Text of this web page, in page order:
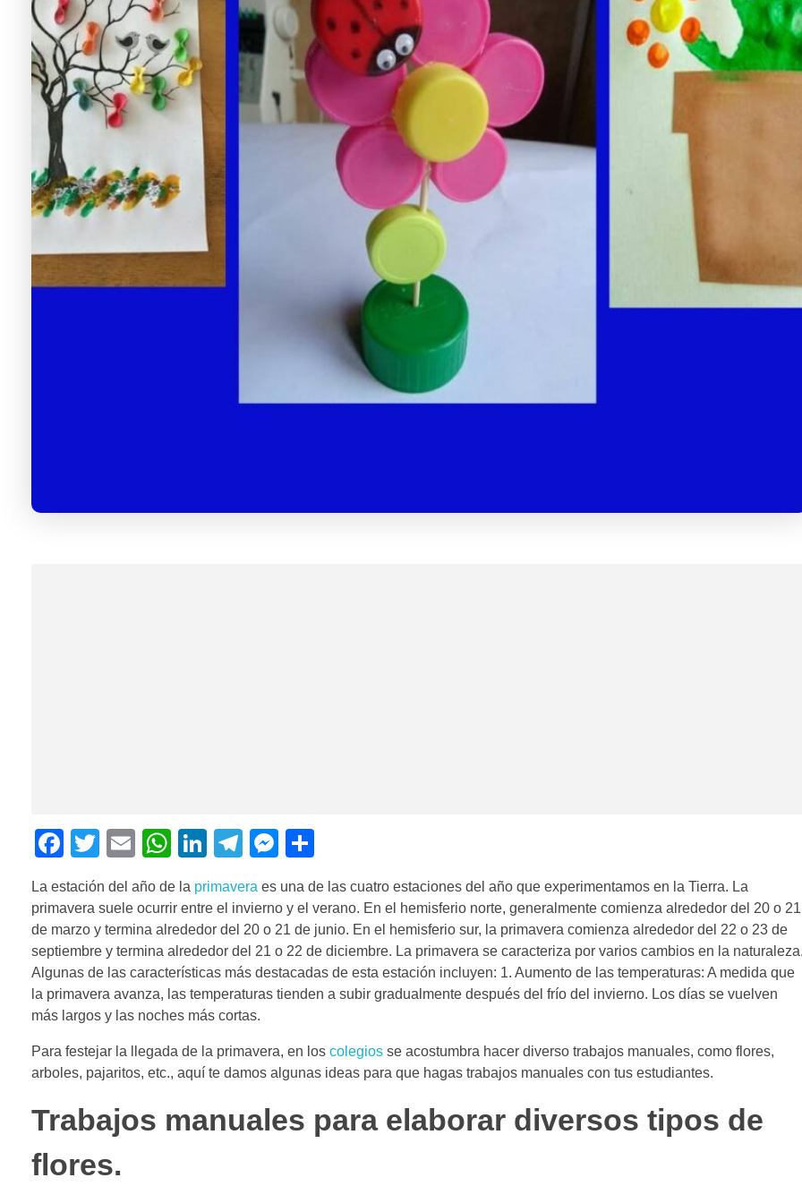
F
c
e
b
o
o
k
T
tt
er
E
ail
W
at
s
A
p
p
Li
k
e
dI
n
T
e
gr
a
m
M
ss
e
n
g
m
p
ar
tir
La estación del año de la primavera es una de las cuatro estaciones del año que experimentamos en la Tierra. La
primavera suele ocurrir entre el invierno y el verano. En el hemisferio norte, generalmente comienza alrededor del 20 o 21
de marzo y termina alrededor del 20 o 21 de junio. En el hemisferio sur, la primavera comienza alrededor del 22 o 23 de
septiembre y termina alrededor del 21 o 22 de diciembre. La primavera se caracteriza por varios cambios en la
Algunas de las características más destacadas de esta estación incluyen: 1. Aumento de las temperaturas: A medida que
la primavera avanza, las temperaturas tienden a subir gradualmente después del frío del invierno. Los días se vuelven
más largos y las noches más cortas.
Para festejar la llegada de la primavera, en los colegios se acostumbra hacer diverso trabajos manuales, como flores,
arboles, pajaritos, etc., aquí te damos algunas ideas para que hagas trabajos manuales con tus estudiantes.
Trabajos manuales para elaborar diversos tipos de
flores.